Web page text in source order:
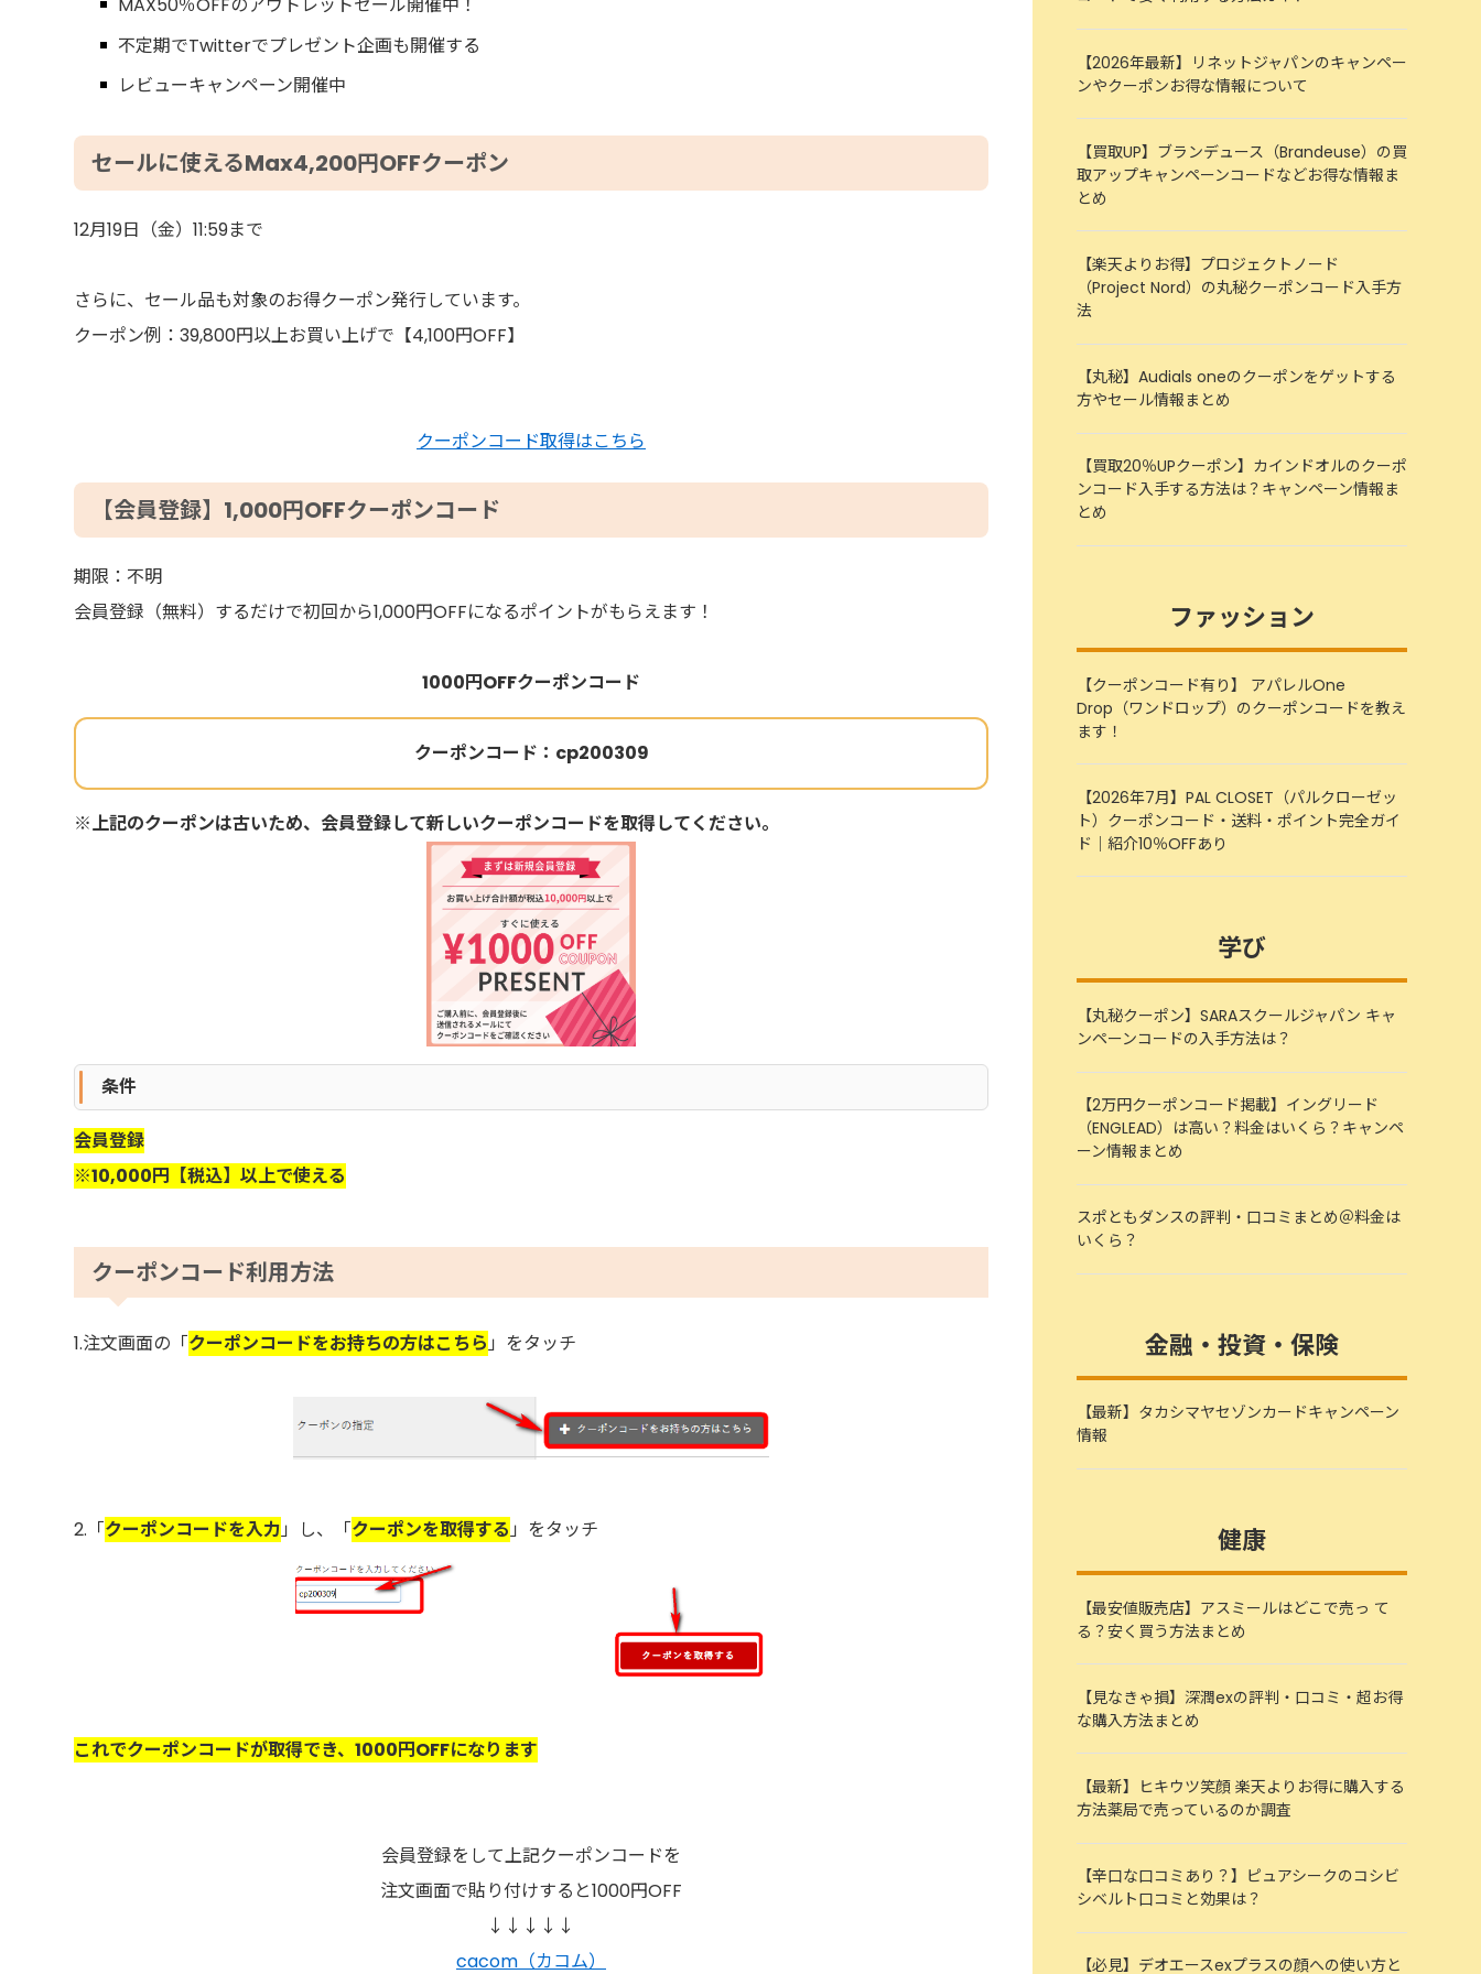
不定期でTwitterでプレゼント企画も開催する
レビューキャンペーン開催中
セールに使えるMax4,200円OFFクーポン
12月19日（金）11:59まで
さらに、セール品も対象のお得クーポン発行しています。
クーポン例：39,800円以上お買い上げで【4,100円OFF】
クーポンコード取得はこちら
【会員登録】1,000円OFFクーポンコード
期限：不明
会員登録（無料）するだけで初回から1,000円OFFになるポイントがもらえます！
1000円OFFクーポンコード
クーポンコード：cp200309
※上記のクーポンは古いため、会員登録して新しいクーポンコードを取得してください。
条件
会員登録
※10,000円【税込】以上で使える
クーポンコード利用方法
1.注文画面の「クーポンコードをお持ちの方はこちら」をタッチ
2.「クーポンコードを入力」し、「クーポンを取得する」をタッチ
これでクーポンコードが取得でき、1000円OFFになります
会員登録をして上記クーポンコードを
注文画面で貼り付けすると1000円OFF
↓↓↓↓↓
cacom（カコム）
【2026年最新】リネットジャパンのキャンペー
ンやクーポンお得な情報について
【買取UP】ブランデュース（Brandeuse）の買
取アップキャンペーンコードなどお得な情報ま
とめ
【楽天よりお得】プロジェクトノード
（Project Nord）の丸秘クーポンコード入手方
法
【丸秘】Audials oneのクーポンをゲットする
方やセール情報まとめ
【買取20％UPクーポン】カインドオルのクーポ
ンコード入手する方法は？キャンペーン情報ま
とめ
ファッション
【クーポンコード有り】 アパレルOne
Drop（ワンドロップ）のクーポンコードを教え
ます！
【2026年7月】PAL CLOSET（パルクローゼッ
ト）クーポンコード・送料・ポイント完全ガイ
ド｜紹介10％OFFあり
学び
【丸秘クーポン】SARAスクールジャパン キャ
ンペーンコードの入手方法は？
【2万円クーポンコード掲載】イングリード
（ENGLEAD）は高い？料金はいくら？キャンペ
ーン情報まとめ
スポともダンスの評判・口コミまとめ＠料金は
いくら？
金融・投資・保険
【最新】タカシマヤセゾンカードキャンペーン
情報
健康
【最安値販売店】アスミールはどこで売っ て
る？安く買う方法まとめ
【見なきゃ損】深潤exの評判・口コミ・超お得
な購入方法まとめ
【最新】ヒキウツ笑顔 楽天よりお得に購入する
方法薬局で売っているのか調査
【辛口な口コミあり？】ピュアシークのコシビ
シベルト口コミと効果は？
【必見】デオエースexプラスの顔への使い方と